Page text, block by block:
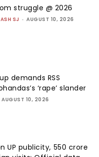
struggle @ 2026
SJ - AUGUST 10, 2026
demands RSS
‘rape’ slander
AUGUST 10, 2026
UP publicity, ₹550 crore